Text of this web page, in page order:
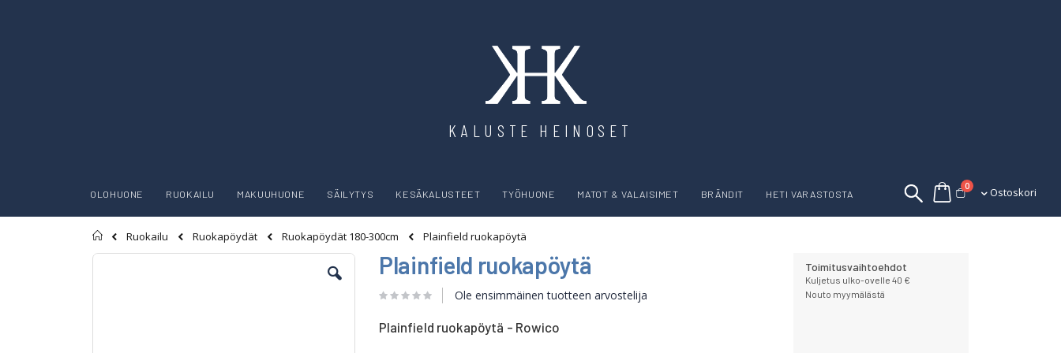
KALUSTE HEINOSET
Ostoskori
0tuotettaOstoskori
OLOHUONE RUOKAILU MAKUUHUONE SÄILYTYS KESÄKALUSTEET TYÖHUONE MATOT & VALAISIMET BRÄNDIT HETI VARASTOSTA
Etusivu
Ruokailu Ruokapöydät Ruokapöydät 180-300cm
Plainfield ruokapöytä
Skip
Plainfield ruokapöytä
Ole ensimmäinen tuotteen arvostelija
Plainfield ruokapöytä - Rowico
Toimitusvaihtoehdot
Kuljetus ulko-ovelle 40 €
Nouto myymälästä